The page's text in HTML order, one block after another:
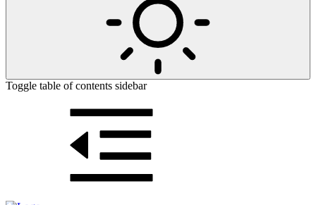
Toggle table of contents sidebar